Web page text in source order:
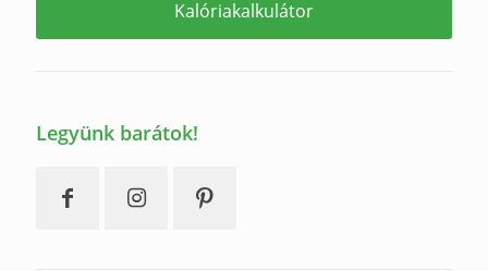
Kalóriakalkulátor
Legyünk barátok!